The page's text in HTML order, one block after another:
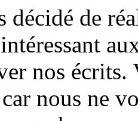
décidé de
nos écrits.
nous ne